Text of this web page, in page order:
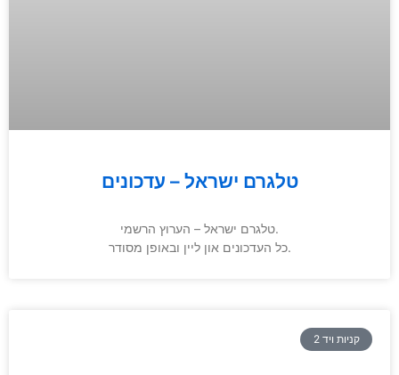
טלגרם ישראל – עדכונים
טלגרם ישראל – הערוץ הרשמי.
כל העדכונים און ליין ובאופן מסודר.
קניות ויד 2